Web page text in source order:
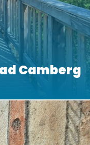
Camberg